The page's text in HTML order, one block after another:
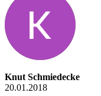
Knut Schmiedecke
20.01.2018